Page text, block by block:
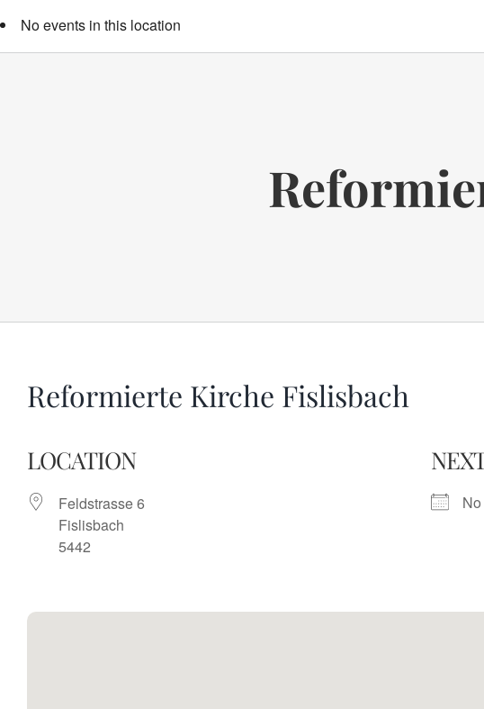
No events in this location
Reformierte Kirche Fislisbach
LOCATION
Feldstrasse 6
Fislisbach
5442